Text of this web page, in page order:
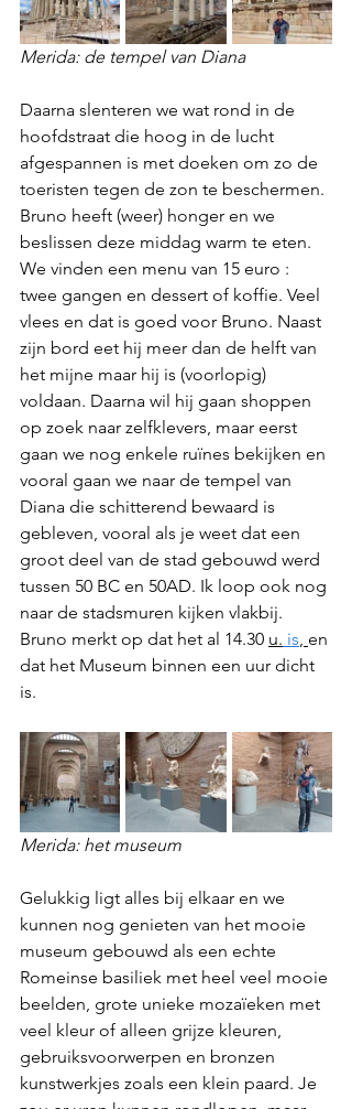
Merida: de tempel van Diana
Daarna slenteren we wat rond in de
hoofdstraat die hoog in de lucht
afgespannen is met doeken om zo de
toeristen tegen de zon te beschermen.
Bruno heeft (weer) honger en we
beslissen deze middag warm te eten.
We vinden een menu van 15 euro :
twee gangen en dessert of koffie. Veel
vlees en dat is goed voor Bruno. Naast
zijn bord eet hij meer dan de helft van
het mijne maar hij is (voorlopig)
voldaan. Daarna wil hij gaan shoppen
op zoek naar zelfklevers, maar eerst
gaan we nog enkele ruïnes bekijken en
vooral gaan we naar de tempel van
Diana die schitterend bewaard is
gebleven, vooral als je weet dat een
groot deel van de stad gebouwd werd
tussen 50 BC en 50AD. Ik loop ook nog
naar de stadsmuren kijken vlakbij.
Bruno merkt op dat het al 14.30 u. is en
dat het Museum binnen een uur dicht
is.
Merida: het museum
Gelukkig ligt alles bij elkaar en we
kunnen nog genieten van het mooie
museum gebouwd als een echte
Romeinse basiliek met heel veel mooie
beelden, grote unieke mozaïeken met
veel kleur of alleen grijze kleuren,
gebruiksvoorwerpen en bronzen
kunstwerkjes zoals een klein paard. Je